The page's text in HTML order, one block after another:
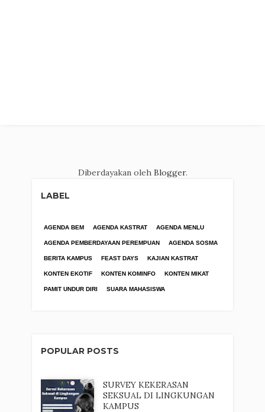
Diberdayakan oleh Blogger.
LABEL
AGENDA BEM AGENDA KASTRAT AGENDA MENLU
AGENDA PEMBERDAYAAN PEREMPUAN AGENDA SOSMA
BERITA KAMPUS FEAST DAYS KAJIAN KASTRAT
KONTEN EKOTIF KONTEN KOMINFO KONTEN MIKAT
PAMIT UNDUR DIRI SUARA MAHASISWA
POPULAR POSTS
SURVEY KEKERASAN
SEKSUAL DI LINGKUNGAN
KAMPUS